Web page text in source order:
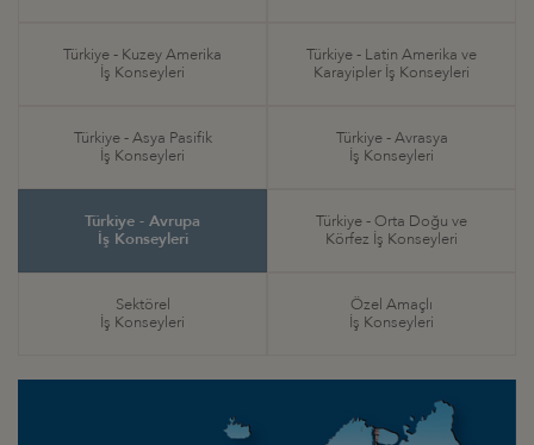
Türkiye - Kuzey Amerika
İş Konseyleri
Türkiye - Latin Amerika ve
Karayipler İş Konseyleri
Türkiye - Asya Pasifik
İş Konseyleri
Türkiye - Avrasya
İş Konseyleri
Türkiye - Avrupa
İş Konseyleri
Türkiye - Orta Doğu ve
Körfez İş Konseyleri
Sektörel
İş Konseyleri
Özel Amaçlı
İş Konseyleri